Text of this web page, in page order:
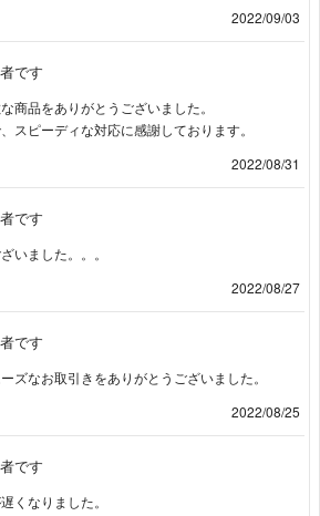
2022/09/03
です
商品をありがとうございました。
スピーディな対応に感謝しております。
2022/08/31
です
いました。。。
2022/08/27
です
ズなお取引きをありがとうございました。
2022/08/25
です
くなりました。